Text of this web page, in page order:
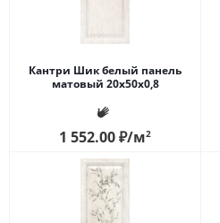
Кантри Шик белый панель
матовый 20x50x0,8
1 552.00₽/м2